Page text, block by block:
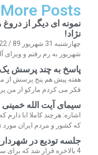
More Posts
نمونه ای دیگر از
نژاد!
شهریور به رم رفتم و ویزای
پاسخ به چند پرسش یک
هفته پیش هم پنج پرسش از
فکر می کردم مارکو از من
سیمای آیت الله
اشاره: هرچند کاملا ابا
که کشور و مردم ایران مورد
جلسه تودیع در
4 بالاخره قرار شد که برای